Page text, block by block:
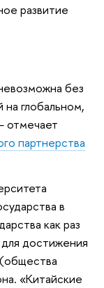
развитие
без
глобальном,
отмечает
партнерства
в
как раз
достижения
«Китайские